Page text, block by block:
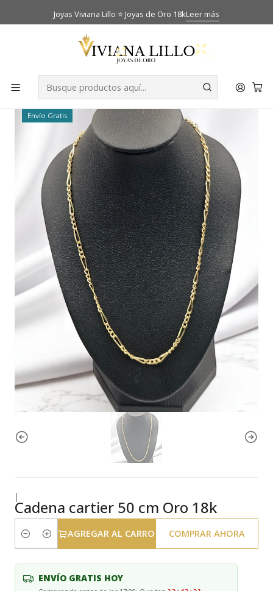
Joyas Viviana Lillo ⭐ Joyas de Oro 18kLeer más
Catálogo Cadenas Cadena cartier 50 cm Oro 18k
-39% OFF
Envío Gratis
|
Cadena cartier 50 cm Oro 18k
Cantidad
AGREGAR AL CARRO COMPRAR AHORA
ENVÍO GRATIS HOY